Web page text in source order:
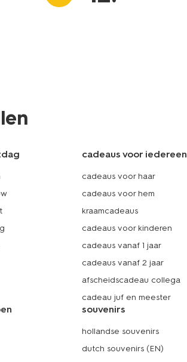
cadeaus voor iedereen
cadeaus voor haar
cadeaus voor hem
kraamcadeaus
cadeaus voor kinderen
cadeaus vanaf 1 jaar
cadeaus vanaf 2 jaar
afscheidscadeau collega
cadeau juf en meester
souvenirs
hollandse souvenirs
dutch souvenirs (EN)